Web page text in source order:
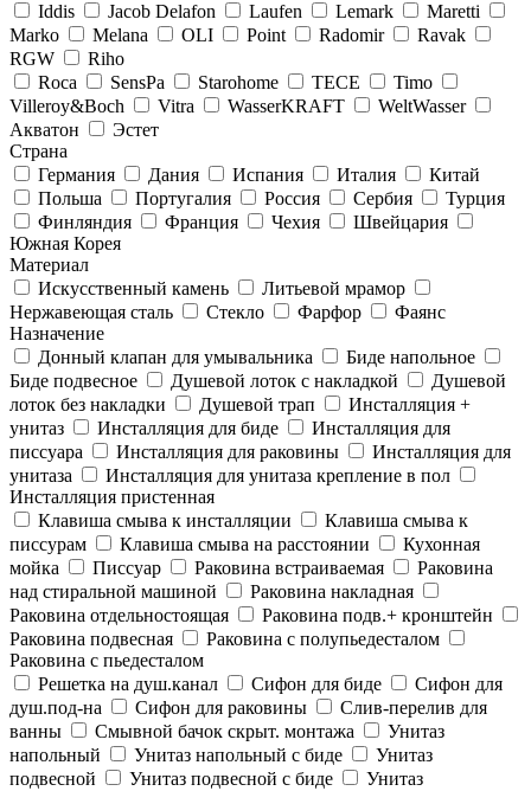
Iddis
Jacob Delafon Laufen Lemark
Maretti
Marko
Melana OLI Point Radomir
Ravak
RGW
Riho
Roca
SensPa Starohome TECE
Timo
Villeroy&Boсh
Vitra WasserKRAFT
WeltWasser
Акватон
Эстет
Страна
Германия
Дания Испания Италия
Китай
Польша
Португалия Россия Сербия
Турция
Финляндия
Франция Чехия
Швейцария
Южная Корея
Материал
Искусственный камень
Литьевой мрамор
Нержавеющая сталь
Стекло Фарфор
Фаянс
Назначение
Донный клапан для умывальника
Биде напольное
Биде подвесное
Душевой лоток с накладкой
Душевой
лоток без накладки
Душевой трап
Инсталляция +
унитаз
Инсталляция для биде
Инсталляция для
писсуара
Инсталляция для раковины
Инсталляция для
унитаза
Инсталляция для унитаза крепление в пол
Инсталляция пристенная
Клавиша смыва к инсталляции
Клавиша смыва к
писсурам
Клавиша смыва на расстоянии
Кухонная
мойка
Писсуар Раковина встраиваемая
Раковина
над стиральной машиной
Раковина накладная
Раковина отдельностоящая
Раковина подв.+ кронштейн
Раковина подвесная
Раковина с полупьедесталом
Раковина с пьедесталом
Решетка на душ.канал
Сифон для биде
Сифон для
душ.под-на
Сифон для раковины
Слив-перелив для
ванны
Смывной бачок скрыт. монтажа
Унитаз
напольный
Унитаз напольный с биде
Унитаз
подвесной
Унитаз подвесной с биде
Унитаз